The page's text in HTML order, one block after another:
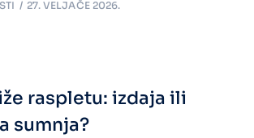
27. VELJAČE 2026.
raspletu: izdaja ili
sumnja?